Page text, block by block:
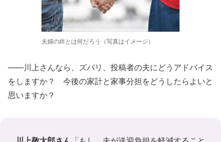
夫婦の絆とは何だろう（写真はイメージ）
――川上さんなら、ズバリ、投稿者の夫にどうアドバイス
をしますか？ 今後の家計と家事分担をどうしたらよいと
思いますか？